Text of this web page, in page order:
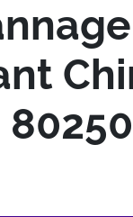
80250